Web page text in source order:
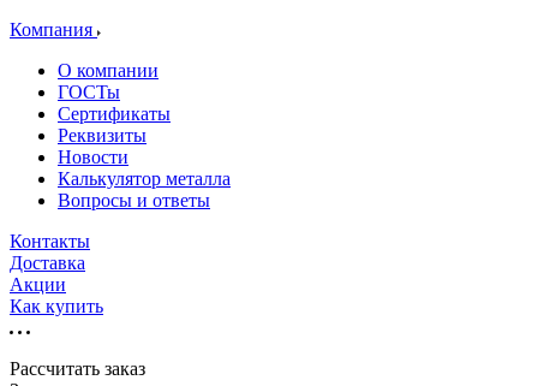
Компания
О компании
ГОСТы
Сертификаты
Реквизиты
Новости
Калькулятор металла
Вопросы и ответы
Контакты
Доставка
Акции
Как купить
Рассчитать заказ